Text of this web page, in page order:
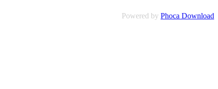
Powered by Phoca Download